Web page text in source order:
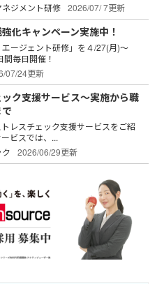
ジメント研修 2026/07/ 7更新
化キャンペーン実施中！
ージェント研修」を４/27(月)～
間毎日開催！
07/24更新
ク支援サービス～実施から職
レスチェック支援サービスをご紹
ビスでは、...
2026/06/29更新